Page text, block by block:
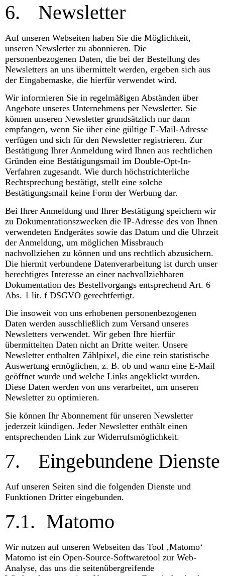
6. Newsletter
Auf unseren Webseiten haben Sie die Möglichkeit,
unseren Newsletter zu abonnieren. Die
personenbezogenen Daten, die bei der Bestellung des
Newsletters an uns übermittelt werden, ergeben sich aus
der Eingabemaske, die hierfür verwendet wird.
Wir informieren Sie in regelmäßigen Abständen über
Angebote unseres Unternehmens per Newsletter. Sie
können unseren Newsletter grundsätzlich nur dann
empfangen, wenn Sie über eine gültige E-Mail-Adresse
verfügen und sich für den Newsletter registrieren. Zur
Bestätigung Ihrer Anmeldung wird Ihnen aus rechtlichen
Gründen eine Bestätigungsmail im Double-Opt-In-
Verfahren zugesandt. Wie durch höchstrichterliche
Rechtsprechung bestätigt, stellt eine solche
Bestätigungsmail keine Form der Werbung dar.
Bei Ihrer Anmeldung und Ihrer Bestätigung speichern wir
zu Dokumentationszwecken die IP-Adresse des von Ihnen
verwendeten Endgerätes sowie das Datum und die Uhrzeit
der Anmeldung, um möglichen Missbrauch
nachvollziehen zu können und uns rechtlich abzusichern.
Die hiermit verbundene Datenverarbeitung ist durch unser
berechtigtes Interesse an einer nachvollziehbaren
Dokumentation des Bestellvorgangs entsprechend Art. 6
Abs. 1 lit. f DSGVO gerechtfertigt.
Die insoweit von uns erhobenen personenbezogenen
Daten werden ausschließlich zum Versand unseres
Newsletters verwendet. Wir geben Ihre hierfür
übermittelten Daten nicht an Dritte weiter. Unsere
Newsletter enthalten Zählpixel, die eine rein statistische
Auswertung ermöglichen, z. B. ob und wann eine E-Mail
geöffnet wurde und welche Links angeklickt wurden.
Diese Daten werden von uns verarbeitet, um unseren
Newsletter zu optimieren.
Sie können Ihr Abonnement für unseren Newsletter
jederzeit kündigen. Jeder Newsletter enthält einen
entsprechenden Link zur Widerrufsmöglichkeit.
7. Eingebundene Dienste
Auf unseren Seiten sind die folgenden Dienste und
Funktionen Dritter eingebunden.
7.1. Matomo
Wir nutzen auf unseren Webseiten das Tool ‚Matomo‘
Matomo ist ein Open-Source-Softwaretool zur Web-
Analyse, das uns die seitenübergreifende